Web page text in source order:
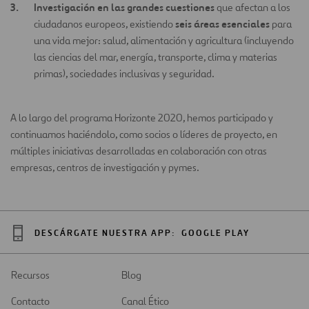
Investigación en las grandes cuestionesque afectan a los
ciudadanos europeos, existiendoseis áreas esenciales para
una vida mejor: salud, alimentación y agricultura (incluyendo
las ciencias del mar, energía, transporte, clima y materias
primas), sociedades inclusivas y seguridad.
A lo largo del programa Horizonte 2020, hemos participado y
continuamos haciéndolo, como socios o líderes de proyecto, en
múltiples iniciativas desarrolladas en colaboración con otras
empresas, centros de investigación y pymes.
DESCÁRGATE NUESTRA APP: GOOGLE PLAY
Recursos
Blog
Contacto
Canal Ético